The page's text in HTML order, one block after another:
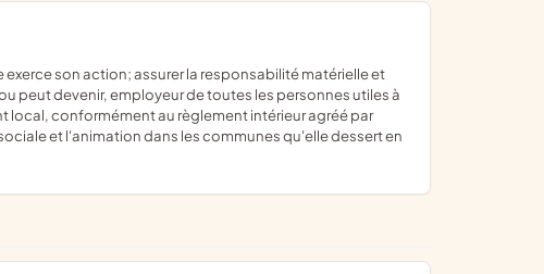
peut devenir, employeur de toutes les personnes utiles à
conformément au règlement intérieur agréé par
et l'animation dans les communes qu'elle dessert en